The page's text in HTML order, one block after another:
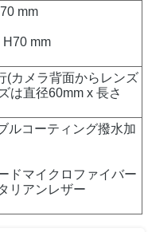
mm
H70 mm
(カメラ背面からレンズ
は直径60mm x 長さ
ルコーティング撥水加
ドマイクロファイバー
リアンレザー